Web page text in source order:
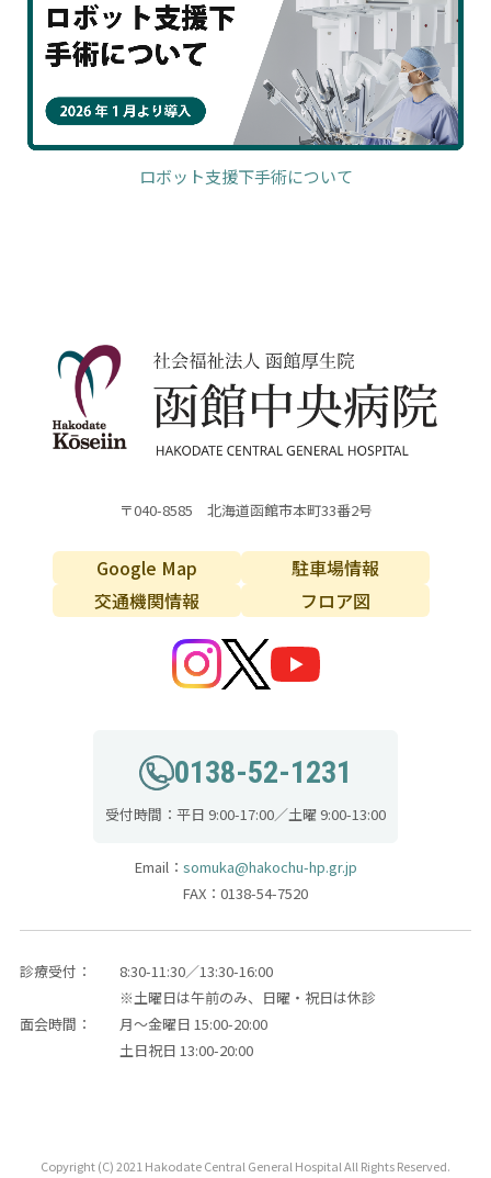
ロボット支援下手術について
〒040-8585 北海道函館市本町33番2号
Google Map
駐車場情報
交通機関情報
フロア図
0138-52-1231
受付時間：平日 9:00-17:00／土曜 9:00-13:00
Email： somuka@hakochu-hp.gr.jp
FAX：0138-54-7520
診療受付：
8:30-11:30／13:30-16:00
※土曜日は午前のみ、日曜・祝日は休診
面会時間：
月～金曜日 15:00-20:00
土日祝日 13:00-20:00
Copyright (C) 2021 Hakodate Central General Hospital All Rights Reserved.